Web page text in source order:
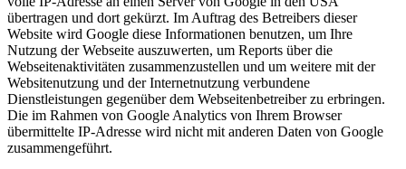
übertragen und dort gekürzt. Im Auftrag des Betreibers dieser
Website wird Google diese Informationen benutzen, um Ihre
Nutzung der Webseite auszuwerten, um Reports über die
Webseitenaktivitäten zusammenzustellen und um weitere mit der
Websitenutzung und der Internetnutzung verbundene
Dienstleistungen gegenüber dem Webseitenbetreiber zu erbringen.
Die im Rahmen von Google Analytics von Ihrem Browser
übermittelte IP-Adresse wird nicht mit anderen Daten von Google
zusammengeführt.